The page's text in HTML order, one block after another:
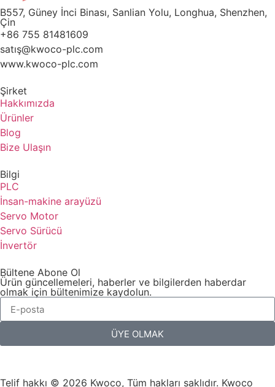
B557, Güney İnci Binası, Sanlian Yolu, Longhua, Shenzhen,
Çin
+86 755 81481609
satış@kwoco-plc.com
www.kwoco-plc.com
Şirket
Hakkımızda
Ürünler
Blog
Bize Ulaşın
Bilgi
PLC
İnsan-makine arayüzü
Servo Motor
Servo Sürücü
İnvertör
Bültene Abone Ol
Ürün güncellemeleri, haberler ve bilgilerden haberdar
olmak için bültenimize kaydolun.
ÜYE OLMAK
Telif hakkı © 2026 Kwoco, Tüm hakları saklıdır. Kwoco